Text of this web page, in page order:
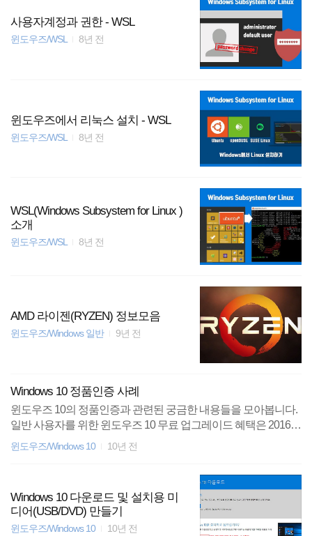
사용자계정과 권한 - WSL
윈도우즈/WSL 8년 전
윈도우즈에서 리눅스 설치 - WSL
윈도우즈/WSL 8년 전
WSL(Windows Subsystem for Linux )
소개
윈도우즈/WSL 8년 전
AMD 라이젠(RYZEN) 정보모음
윈도우즈/Windows 일반 9년 전
Windows 10 정품인증 사례
윈도우즈 10의 정품인증과 관련된 궁금한 내용들을 모아봅니다.
일반 사용자를 위한 윈도우즈 10 무료 업그레이드 혜택은 2016년
7월 29일로 종료되었지만, MS는 여전히 무료 업그레이드 혜택을
품인증을 받았던 사용자들은 윈도우 10 업그레이드 후에도 자동
으로 인증되었다. K.J 툴로 정품인증 받은 사용자 바이오스 개조
하여 정품인증 받은 사용자 OEM PC/노트북에 상위 버전의 윈도
우를 설치하고 인증툴로 정품인증 받은 사용자 기타등등 물론, 불
윈도우즈/Windows 10 10년 전
Windows 10 다운로드 및 설치용 미
디어(USB/DVD) 만들기
윈도우즈/Windows 10 10년 전